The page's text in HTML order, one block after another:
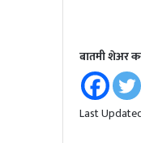
बातमी शेअर
Last